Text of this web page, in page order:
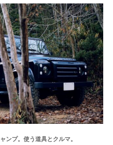
ンプ。使う道具とクルマ。